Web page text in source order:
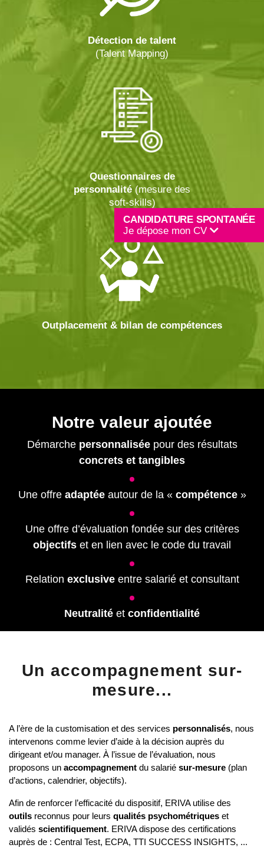
CANDIDATURE SPONTANÉE
Je dépose mon CV
Détection de talent
(Talent Mapping)
Questionnaires de
personnalité(mesure des
soft-skills)
Outplacement & bilan de compétences
Notre valeur ajoutée
Démarche personnaliséepour des résultats
concrets et tangibles
Une offre adaptéeautour de la « compétence»
Une offre d’évaluation fondée sur des critères
objectifs et en lien avec le code du travail
Relation exclusiveentre salarié et consultant
Neutralité et confidentialité
Un accompagnement sur-
mesure...
A l’ère de la customisation et des services personnalisés, nous
intervenons comme levier d’aide à la décision auprès du
dirigeant et/ou manager. À l’issue de l’évaluation, nous
proposons un accompagnement du salarié sur-mesure (plan
d’actions, calendrier, objectifs).
Afin de renforcer l’efficacité du dispositif, ERIVA utilise des
outils reconnus pour leurs qualités psychométriques et
validés scientifiquement. ERIVA dispose des certifications
auprès de : Central Test, ECPA, TTI SUCCESS INSIGHTS, ...